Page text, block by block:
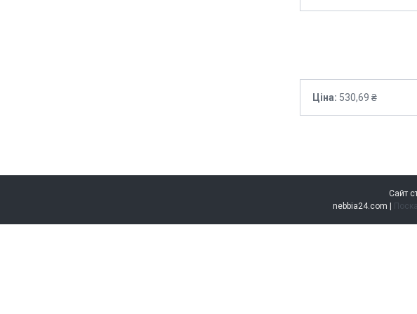
Ціна: 530,69 ₴
Сайт